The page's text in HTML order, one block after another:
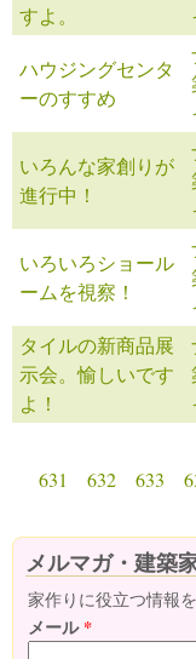
すよ。
ハウジングセンタ
ーのすすめ
いろんな家創りが
進行中！
いろいろショール
ームを視察！
タイルの新商品展
示会。愉しいです
よ！
ページ
631
632 633
メルマガ・建築
家作りに役立つ情報
メール*